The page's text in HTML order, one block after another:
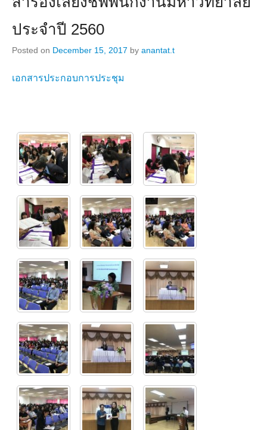
ประจำปี 2560
Posted on December 15, 2017 by anantat.t
เอกสารประกอบการประชุม